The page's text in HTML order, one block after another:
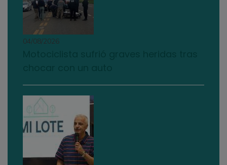
04/08/2026